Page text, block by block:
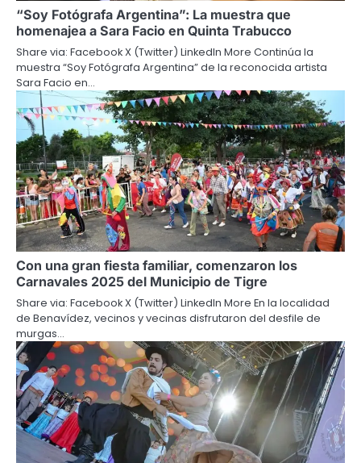
“Soy Fotógrafa Argentina”: La muestra que
homenajea a Sara Facio en Quinta Trabucco
Share via: Facebook X (Twitter) LinkedIn More Continúa la
muestra “Soy Fotógrafa Argentina” de la reconocida artista
Sara Facio en…
Con una gran fiesta familiar, comenzaron los
Carnavales 2025 del Municipio de Tigre
Share via: Facebook X (Twitter) LinkedIn More En la localidad
de Benavídez, vecinos y vecinas disfrutaron del desfile de
murgas…